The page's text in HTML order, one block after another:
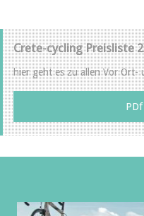
Crete-cycling Preisliste
hier geht es zu allen Vor Ort-